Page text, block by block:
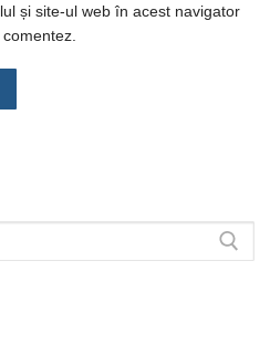
și site-ul web în acest navigator